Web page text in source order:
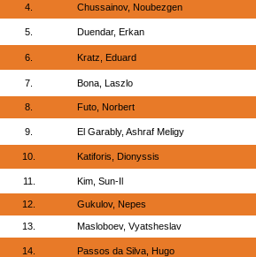
4. Chussainov, Noubezgen
5. Duendar, Erkan
6. Kratz, Eduard
7. Bona, Laszlo
8. Futo, Norbert
9. El Garably, Ashraf Meligy
10. Katiforis, Dionyssis
11. Kim, Sun-Il
12. Gukulov, Nepes
13. Masloboev, Vyatsheslav
14. Passos da Silva, Hugo